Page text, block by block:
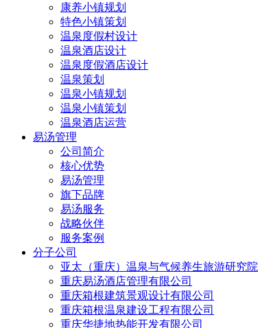
康养小镇规划
特色小镇策划
温泉度假村设计
温泉酒店设计
温泉度假酒店设计
温泉策划
温泉小镇规划
温泉小镇策划
温泉酒店运营
易汤管理
公司简介
核心优势
易汤管理
旗下品牌
易汤服务
战略伙伴
服务案例
分子公司
亚太（重庆）温泉与气候养生旅游研究院
重庆易汤酒店管理有限公司
重庆箱根建筑景观设计有限公司
重庆箱根温泉建设工程有限公司
重庆华捷地热能开发有限公司